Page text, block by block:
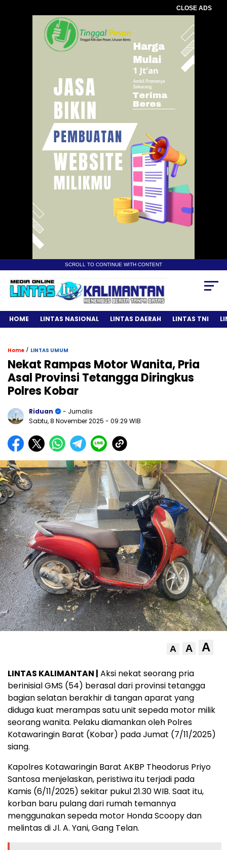
CLOSE ADS
SCROLL TO CONTINUE WITH CONTENT
HOME LINTAS NASIONAL LINTAS DAERAH LINTAS TNI
Home / LINTAS UMUM
Nekat Rampas Motor Wanita, Pria
Asal Provinsi Tetangga Diringkus
Polres Kobar
Riduan
- Jurnalis
Sabtu, 8 November 2025 - 09:29 WIB
A A A
LINTAS KALIMANTAN | Aksi nekat seorang pria
berinisial GMS (54) berasal dari provinsi tetangga
bagian selatan berakhir di tangan aparat yang
diduga kuat merampas satu unit sepeda motor milik
seorang wanita. Pelaku diamankan oleh Polres
Kotawaringin Barat (Kobar) pada Jumat (7/11/2025)
siang.
Kapolres Kotawaringin Barat AKBP Theodorus Priyo
Santosa menjelaskan, peristiwa itu terjadi pada
Kamis (6/11/2025) sekitar pukul 21.30 WIB. Saat itu,
korban baru pulang dari rumah temannya
menggunakan sepeda motor Honda Scoopy dan
melintas di Jl. A. Yani, Gang Telan.